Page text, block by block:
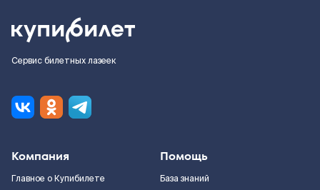
Сервис билетных лазеек
Компания
Главное о Купибилете
Помощь
База знаний